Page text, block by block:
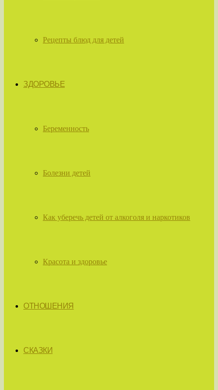
Рецепты блюд для детей
ЗДОРОВЬЕ
Беременность
Болезни детей
Как уберечь детей от алкоголя и наркотиков
Красота и здоровье
ОТНОШЕНИЯ
СКАЗКИ